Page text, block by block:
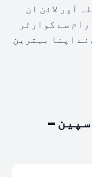
آور لائن ان
سے کوارٹر
اپنا بہترین
–